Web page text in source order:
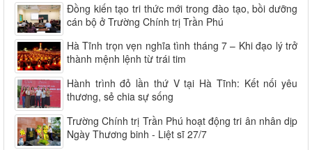
Đồng kiến tạo tri thức mới trong đào tạo, bồi dưỡng
cán bộ ở Trường Chính trị Trần Phú
Hà Tĩnh trọn vẹn nghĩa tình tháng 7 – Khi đạo lý trở
thành mệnh lệnh từ trái tim
Hành trình đỏ lần thứ V tại Hà Tĩnh: Kết nối yêu
thương, sẻ chia sự sống
Trường Chính trị Trần Phú hoạt động tri ân nhân dịp
Ngày Thương binh - Liệt sĩ 27/7